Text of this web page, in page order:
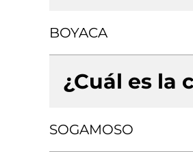
BOYACA
¿Cuál es la
SOGAMOSO